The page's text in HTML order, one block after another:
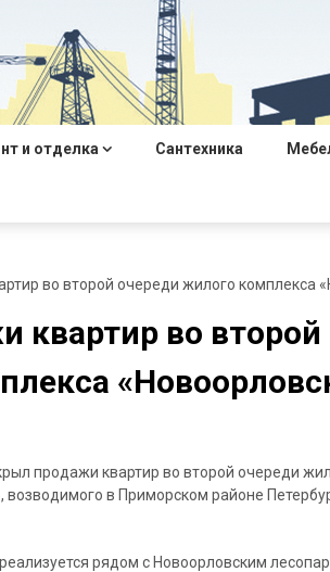
и отделка Сантехника
во второй очереди жилого комплекса
во второй
продажи квартир во второй очереди
в Приморском районе
рядом с Новоорловским